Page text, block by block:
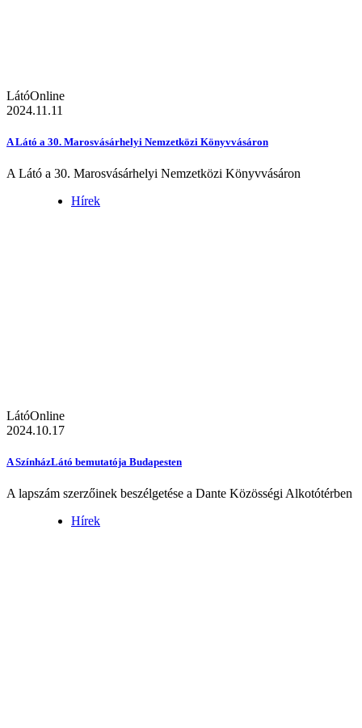
LátóOnline
2024.11.11
A Látó a 30. Marosvásárhelyi Nemzetközi Könyvvásáron
A Látó a 30. Marosvásárhelyi Nemzetközi Könyvvásáron
Hírek
LátóOnline
2024.10.17
A SzínházLátó bemutatója Budapesten
A lapszám szerzőinek beszélgetése a Dante Közösségi Alkotótérben
Hírek